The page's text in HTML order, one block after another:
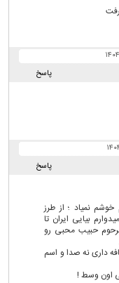
پاسخ
پاسخ
نمیاد ؛ از طرز
بیایی ایران تا
حبیب محبی رو
داری نه صدا و اسم
اون وسط !